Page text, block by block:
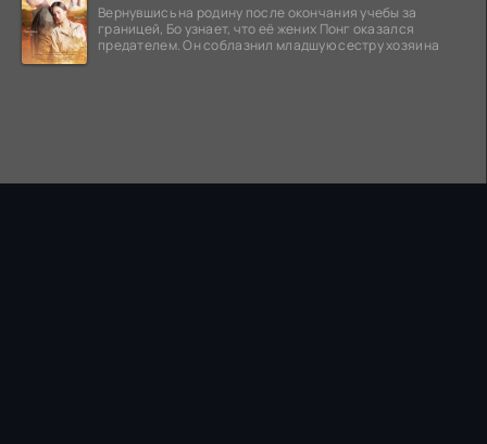
Вернувшись на родину после окончания учебы за
границей, Бо узнает, что её жених Понг оказался
предателем. Он соблазнил младшую сестру хозяина